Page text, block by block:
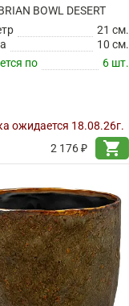
BOWL DESERT
21 см.
10 см.
по
6 шт.
ожидается 18.08.26г.
2 176 ₽
shopping_cart